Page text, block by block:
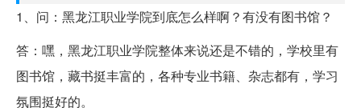
1、问：黑龙江职业学院到底怎么样啊？有没有图书馆？
答：嘿，黑龙江职业学院整体来说还是不错的，学校里有
图书馆，藏书挺丰富的，各种专业书籍、杂志都有，学习
氛围挺好的。